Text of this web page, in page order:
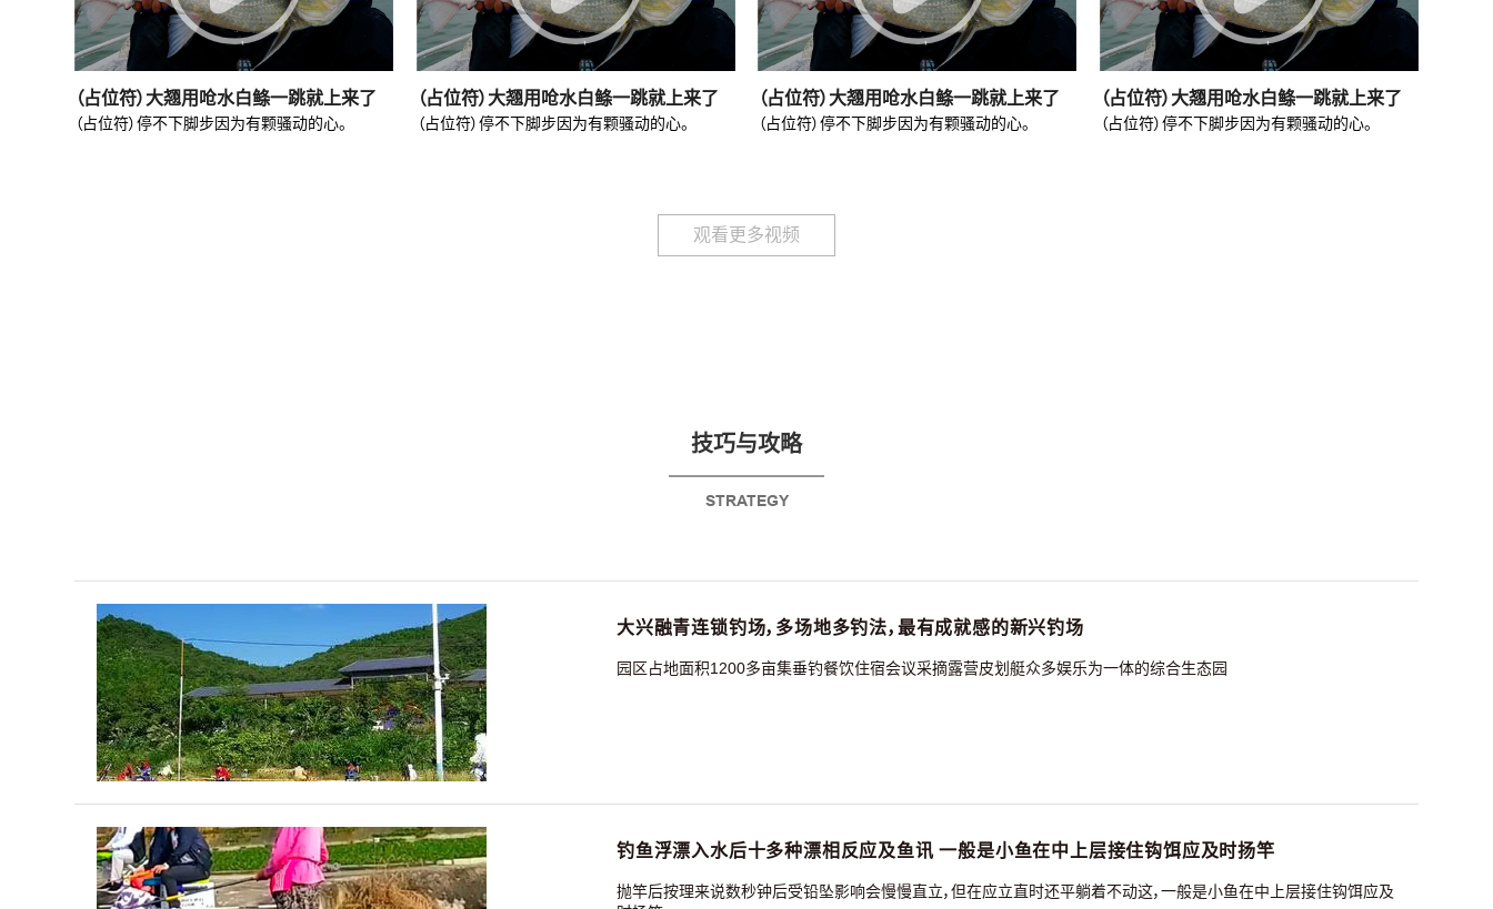
（占位符）大翘用呛水白鲦一跳就上来了
（占位符）停不下脚步因为有颗骚动的心。
（占位符）大翘用呛水白鲦一跳就上来了
（占位符）停不下脚步因为有颗骚动的心。
（占位符）大翘用呛水白鲦一跳就上来了
（占位符）停不下脚步因为有颗骚动的心。
（占位符）大翘用呛水白鲦一跳就上来了
（占位符）停不下脚步因为有颗骚动的心。
观看更多视频
技巧与攻略
STRATEGY
大兴融青连锁钓场，多场地多钓法，最有成就感的新兴钓场
园区占地面积1200多亩集垂钓餐饮住宿会议采摘露营皮划艇众多娱乐为一体的综合生态园
钓鱼浮漂入水后十多种漂相反应及鱼讯 一般是小鱼在中上层接住钩饵应及时扬竿
抛竿后按理来说数秒钟后受铅坠影响会慢慢直立，但在应立直时还平躺着不动这，一般是小鱼在中上层接住钩饵应及